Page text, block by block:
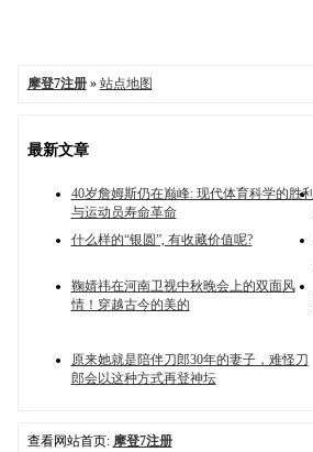
摩登7注册» 站点地图
最新文章
40岁詹姆斯仍在巅峰: 现代体育科学的胜利
与运动员寿命革命
什么样的“银圆”, 有收藏价值呢?
鞠婧祎在河南卫视中秋晚会上的双面风
情！穿越古今的美的
原来她就是陪伴刀郎30年的妻子，难怪刀
郎会以这种方式再登神坛
查看网站首页: 摩登7注册